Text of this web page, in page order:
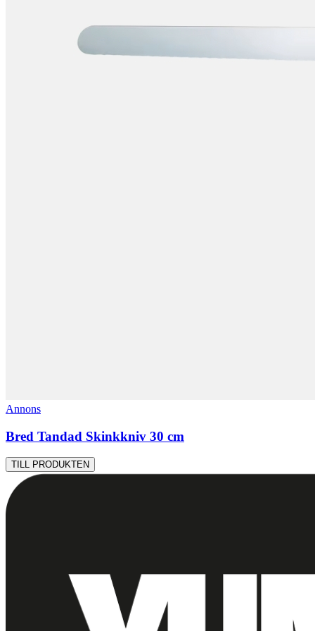
Annons
Bred Tandad Skinkkniv 30 cm
TILL PRODUKTEN